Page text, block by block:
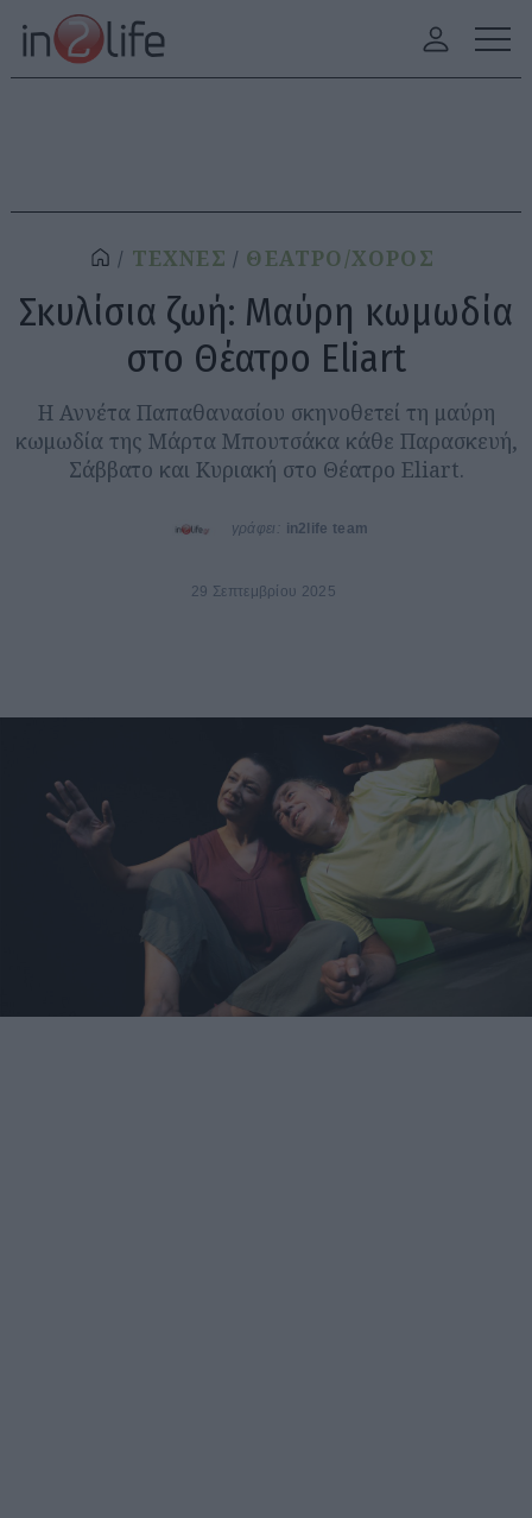
ΤΕΧΝΕΣ ΘΕΑΤΡΟ/ΧΟΡΟΣ
Σκυλίσια ζωή: Μαύρη κωμωδία
στο Θέατρο Eliart
Η Αννέτα Παπαθανασίου σκηνοθετεί τη μαύρη
κωμωδία της Μάρτα Μπουτσάκα κάθε Παρασκευή,
Σάββατο και Κυριακή στο Θέατρο Eliart.
γράφει: in2life team
29 Σεπτεμβρίου 2025